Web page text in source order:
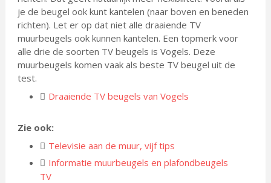
je de beugel ook kunt kantelen (naar boven en beneden
richten). Let er op dat niet alle draaiende TV
muurbeugels ook kunnen kantelen. Een topmerk voor
alle drie de soorten TV beugels is Vogels. Deze
muurbeugels komen vaak als beste TV beugel uit de
test.
Draaiende TV beugels van Vogels
Zie ook:
Televisie aan de muur, vijf tips
Informatie muurbeugels en plafondbeugels
TV